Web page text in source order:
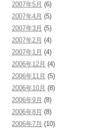
2007年5月 (6)
2007年4月 (5)
2007年3月 (5)
2007年2月 (4)
2007年1月 (4)
2006年12月 (4)
2006年11月 (5)
2006年10月 (8)
2006年9月 (8)
2006年8月 (8)
2006年7月 (10)